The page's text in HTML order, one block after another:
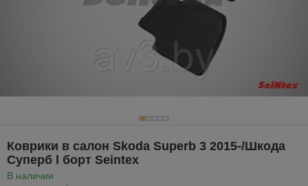
Коврики в салон Skoda Superb 3 2015-/Шкода
Суперб l борт Seintex
В наличии